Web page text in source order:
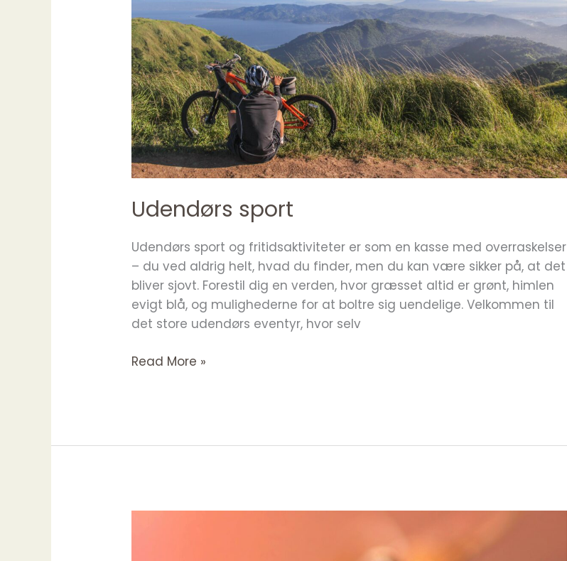
Udendørs sport
Udendørs sport og fritidsaktiviteter er som en kasse med overraskelser
– du ved aldrig helt, hvad du finder, men du kan være sikker på, at det
bliver sjovt. Forestil dig en verden, hvor græsset altid er grønt, himlen
evigt blå, og mulighederne for at boltre sig uendelige. Velkommen til
det store udendørs eventyr, hvor selv
Udendørs
Read More »